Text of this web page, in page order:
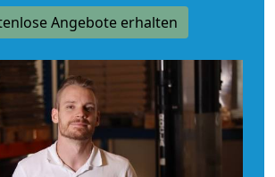
Angebote erhalten